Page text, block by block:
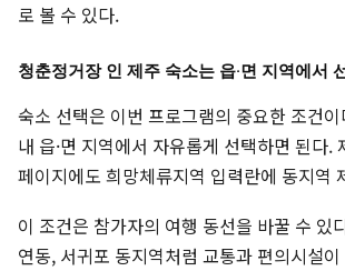
로 볼 수 있다.
청춘정거장 인 제주 숙소는 읍·면 지역에서
숙소 선택은 이번 프로그램의 중요한 조건
내 읍·면 지역에서 자유롭게 선택하면 된다.
페이지에도 희망체류지역 입력란에 동지역
이 조건은 참가자의 여행 동선을 바꿀 수 있
연동, 서귀포 동지역처럼 교통과 편의시설